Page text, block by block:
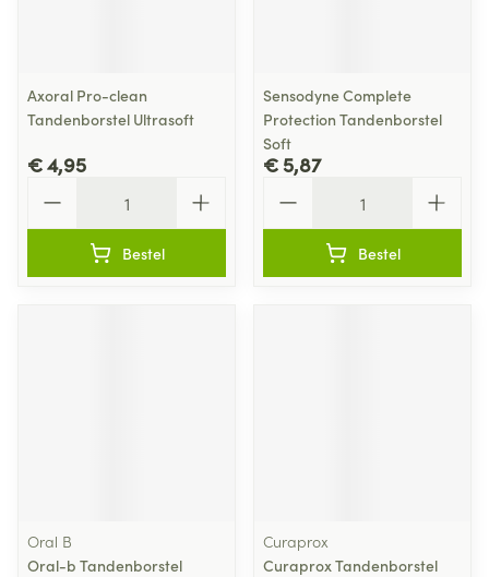
Axoral Pro-clean
Tandenborstel Ultrasoft
€ 4,95
Bestel
Sensodyne Complete
Protection Tandenborstel
Soft
€ 5,87
Bestel
Oral B
Oral-b Tandenborstel
Curaprox
Curaprox Tandenborstel